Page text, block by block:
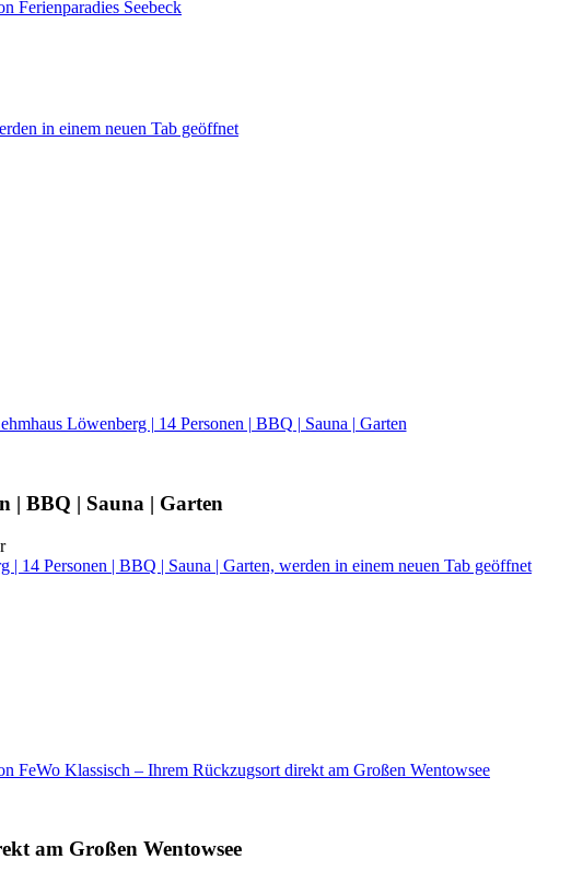
Ferienparadies Seebeck
in einem neuen Tab geöffnet
Löwenberg | 14 Personen | BBQ | Sauna | Garten
| BBQ | Sauna | Garten
14 Personen | BBQ | Sauna | Garten, werden in einem neuen Tab geöffnet
FeWo Klassisch – Ihrem Rückzugsort direkt am Großen Wentowsee
am Großen Wentowsee